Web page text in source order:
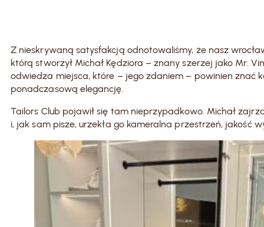
Z nieskrywaną satysfakcją odnotowaliśmy, że nasz
którą stworzył Michał Kędziora – znany szerzej jako Mr.
odwiedza miejsca, które – jego zdaniem – powinien znać
ponadczasową elegancję.
Tailors Club pojawił się tam nieprzypadkowo. Michał
i, jak sam pisze, urzekła go kameralna przestrzeń, jakość